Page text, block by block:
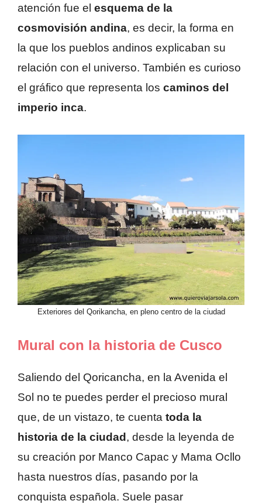
atención fue el esquema de la
cosmovisión andina, es decir, la forma en
la que los pueblos andinos explicaban su
relación con el universo. También es curioso
el gráfico que representa los caminos del
imperio inca.
Exteriores del Qorikancha, en pleno centro de la ciudad
Mural con la historia de Cusco
Saliendo del Qoricancha, en la Avenida el
Sol no te puedes perder el precioso mural
que, de un vistazo, te cuenta toda la
historia de la ciudad , desde la leyenda de
su creación por Manco Capac y Mama Ocllo
hasta nuestros días, pasando por la
conquista española. Suele pasar